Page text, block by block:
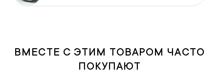
ВМЕСТЕ С ЭТИМ ТОВАРОМ ЧАСТО
ПОКУПАЮТ